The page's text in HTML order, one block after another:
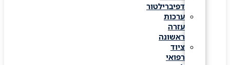
דפיברילטור
ערכות
עזרה
ראשונה
ציוד
רפואי